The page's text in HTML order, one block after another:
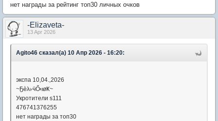
нет награды за рейтинг топ30 личных очков
-Elizaveta-
13 Apr 2026
Agito46 сказал(а) 10 Апр 2026 - 16:20:
экспа 10,04.,2026
~Ҕèλ৮ӵỔዛøҜ~
Укротители s111
476741376255
нет награды за топ30